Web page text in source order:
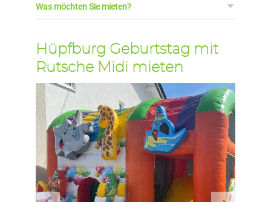
Was möchten Sie mieten?
Hüpfburg Geburtstag mit
Rutsche Midi mieten